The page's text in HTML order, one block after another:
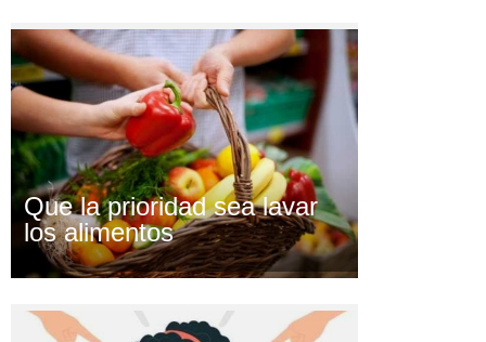
Que la prioridad sea lavar
los alimentos